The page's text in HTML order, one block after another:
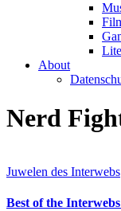
About
Nerd
Juwelen des Interwebs
Best of the